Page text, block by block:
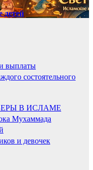
детей
выплаты
состоятельного
В ИСЛАМЕ
Мухаммада
и девочек